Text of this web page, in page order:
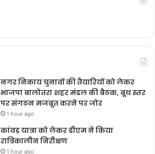
नगर निकाय चुनावों की तैयारियों को लेकर
भाजपा बालोतरा शहर मंडल की बैठक, बूथ स्तर
पर संगठन मजबूत करने पर जोर
1 hour ago
कांवड़ यात्रा को लेकर डीएम ने किया
रात्रिकालीन निरीक्षण
1 hour ago